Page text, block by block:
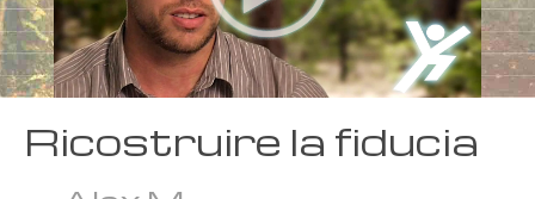
croato
Tutte le zone/lingue
Ricostruire la fiducia